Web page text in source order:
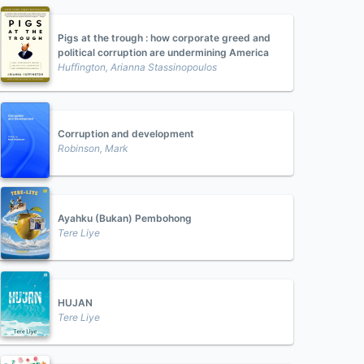
Pigs at the trough : how corporate greed and
political corruption are undermining America
Huffington, Arianna Stassinopoulos
Corruption and development
Robinson, Mark
Ayahku (Bukan) Pembohong
Tere Liye
HUJAN
Tere Liye